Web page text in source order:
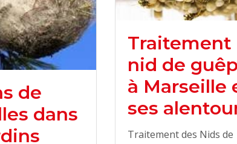
de
dans
Traitement
nid de
à Marseille
ses
Traitement des Nids de